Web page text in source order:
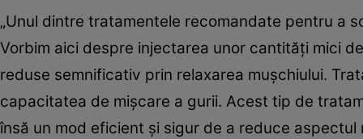
„Unul dintre tratamentele recomandate pentru a
Vorbim aici despre injectarea unor cantități mici
reduse semnificativ prin relaxarea mușchiului.
capacitatea de mișcare a gurii. Acest tip de
însă un mod eficient și sigur de a reduce